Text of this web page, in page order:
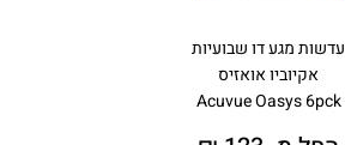
עדשות מגע דו שבועיות
אקיוביו אואזיס
Acuvue Oasys 6pck